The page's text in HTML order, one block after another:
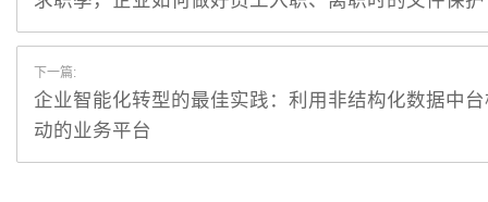
下一篇:
企业智能化转型的最佳实践：利用非结构化数据中
动的业务平台